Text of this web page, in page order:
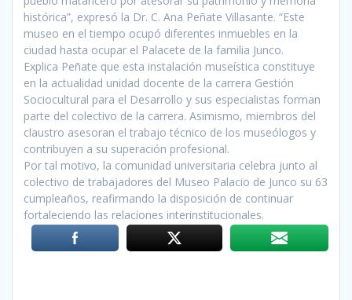
histórica”, expresó la Dr. C. Ana Peñate Villasante. “Este
museo en el tiempo ocupó diferentes inmuebles en la
ciudad hasta ocupar el Palacete de la familia Junco.
Explica Peñate que esta instalación museística constituye
en la actualidad unidad docente de la carrera Gestión
Sociocultural para el Desarrollo y sus especialistas forman
parte del colectivo de la carrera. Asimismo, miembros del
claustro asesoran el trabajo técnico de los museólogos y
contribuyen a su superación profesional.
Por tal motivo, la comunidad universitaria celebra junto al
colectivo de trabajadores del Museo Palacio de Junco su 63
cumpleaños, reafirmando la disposición de continuar
fortaleciendo las relaciones interinstitucionales.